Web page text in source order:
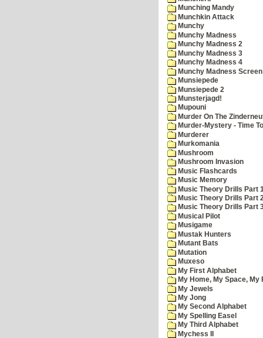
Munching Mandy
Munchkin Attack
Munchy
Munchy Madness
Munchy Madness 2
Munchy Madness 3
Munchy Madness 4
Munchy Madness
Munsiepede
Munsiepede 2
Munsterjagd!
Mupouni
Murder On The
Murder-Mystery - Time
Murderer
Murkomania
Mushroom
Mushroom Invasion
Music Flashcards
Music Memory
Music Theory Drills Part
Music Theory Drills Part
Music Theory Drills Part
Musical Pilot
Musigame
Mustak Hunters
Mutant Bats
Mutation
Muxeso
My First Alphabet
My Home, My Space, My
My Jewels
My Jong
My Second Alphabet
My Spelling Easel
My Third Alphabet
Mychess II